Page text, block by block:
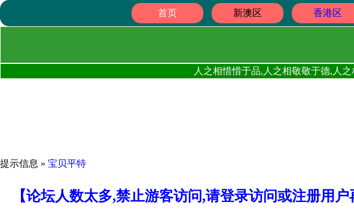
首页 新澳区 香港区
人之相惜惜于品,人之相敬敬于德,人
提示信息 » 宝贝平特
【论坛人数太多,禁止游客访问,请登录访问或注册用